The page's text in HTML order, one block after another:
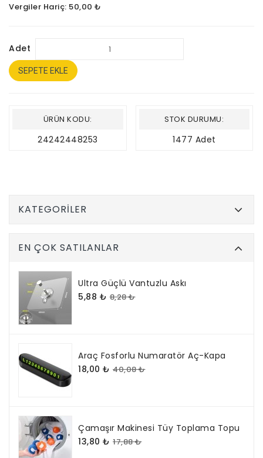
Vergiler Hariç: 50,00 ₺
Adet
SEPETE EKLE
ÜRÜN KODU:
24242448253
STOK DURUMU:
1477 Adet
KATEGORILER
EN ÇOK SATILANLAR
Ultra Güçlü Vantuzlu Askı
5,88 ₺ 8,28 ₺
Araç Fosforlu Numaratör Aç-Kapa
18,00 ₺ 40,08 ₺
Çamaşır Makinesi Tüy Toplama Topu
13,80 ₺ 17,88 ₺